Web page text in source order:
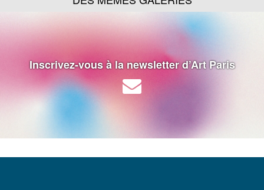
Inscrivez-vous à la newsletter d’Art Paris